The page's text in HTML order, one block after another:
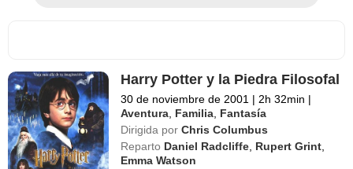
Harry Potter y la Piedra Filosofal
30 de noviembre de 2001 | 2h 32min |
Aventura Familia Fantasía
Dirigida por Chris Columbus
Reparto Daniel Radcliffe Rupert Grint
Emma Watson